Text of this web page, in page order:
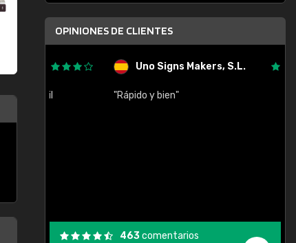
OPINIONES DE CLIENTES
Uno Signs Makers, S.L.
"Rápido y bien"
463comentarios